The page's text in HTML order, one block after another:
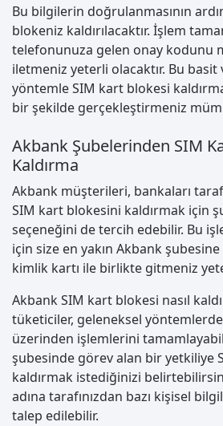
Bu bilgilerin doğrulanmasının
blokeniz kaldırılacaktır. İşlem
telefonunuza gelen onay kodunu
iletmeniz yeterli olacaktır. Bu
yöntemle SIM kart blokesi
bir şekilde gerçekleştirmeniz
Akbank Şubelerinden SIM
Kaldırma
Akbank müşterileri, bankaları
SIM kart blokesini kaldırmak için
seçeneğini de tercih edebilir. Bu
için size en yakın Akbank
kimlik kartı ile birlikte gitmeniz
Akbank SIM kart blokesi nasıl
tüketiciler, geleneksel
üzerinden işlemlerini
şubesinde görev alan bir yetkiliye
kaldırmak istediğinizi
adına tarafınızdan bazı kişisel
talep edilebilir.